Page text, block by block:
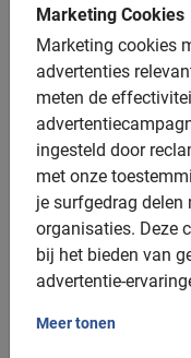
Marketing Cookies
Marketing cookies
advertenties
meten de
ingesteld door
met onze
je surfgedrag delen
organisaties. Deze
bij het bieden van
advertentie-
Meer tonen
Fiets op je eigen
voorwaarden.
5.0 (2)
v.a. € 12,-
Heel goed
Dit is wat onze